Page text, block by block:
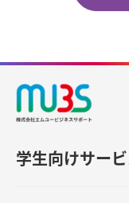
学生向けサー